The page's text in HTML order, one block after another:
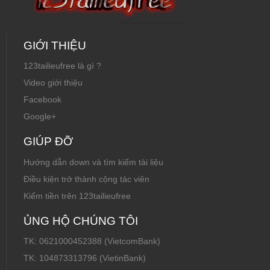
GIỚI THIỆU
123tailieufree là gì ?
Video giới thiệu
Facebook
Google+
GIÚP ĐỠ
Hướng dẫn down và tìm kiếm tài liệu
Điều kiện trở thành cộng tác viên
Kiếm tiền trên 123tailieufree
ỦNG HỘ CHÚNG TÔI
TK: 0621000452388 (VietcomBank)
TK: 104873313796 (VietinBank)